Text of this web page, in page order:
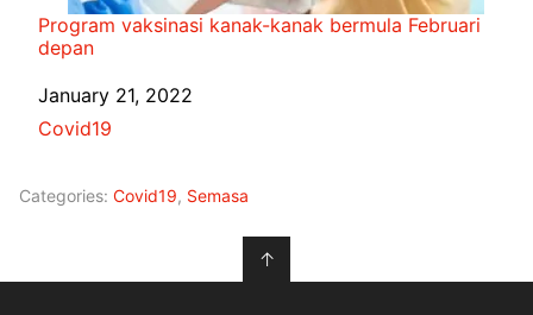
Program vaksinasi kanak-kanak bermula Februari
depan
Date
January 21, 2022
In relation to
Covid19
Categories: Covid19, Semasa
↑